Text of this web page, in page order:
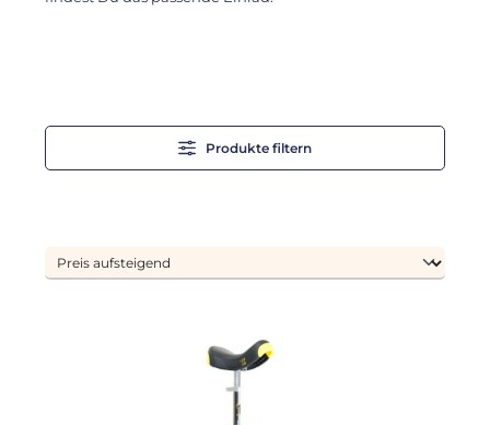
Produkte filtern